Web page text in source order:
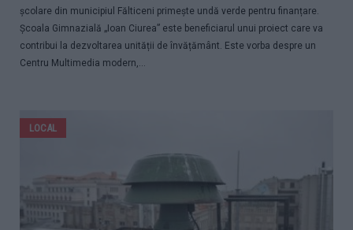
școlare din municipiul Fălticeni primește undă verde pentru finanțare.
Școala Gimnazială „Ioan Ciurea” este beneficiarul unui proiect care va
contribui la dezvoltarea unității de învățământ. Este vorba despre un
Centru Multimedia modern,...
LOCAL